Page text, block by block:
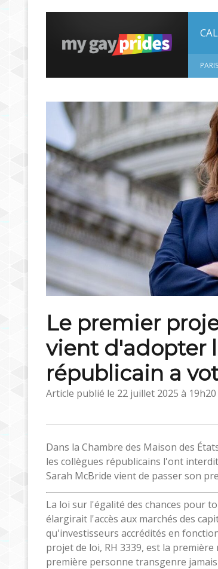
PARIS
Le premier
vient d'adopter
républicain a
Article publié le 22 juillet 2025 à 19h20
Dans la Chambre des Maison des
les collègues républicains l'ont
Sarah McBride vient de passer son
La loi sur l'égalité des chances pour
élargirait l'accès aux marchés des
qu'investisseurs accrédités en
projet de loi, RH 3339, est la
première personne transgenre